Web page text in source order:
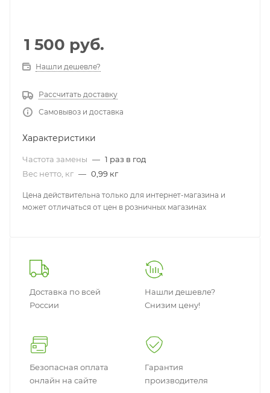
1 500 руб.
Нашли дешевле?
Рассчитать доставку
Самовывоз и доставка
Характеристики
Частота замены — 1 раз в год
Вес нетто, кг — 0,99 кг
Цена действительна только для интернет-магазина и
может отличаться от цен в розничных магазинах
Доставка по всей
России
Нашли дешевле?
Снизим цену!
Безопасная оплата
онлайн на сайте
Гарантия
производителя